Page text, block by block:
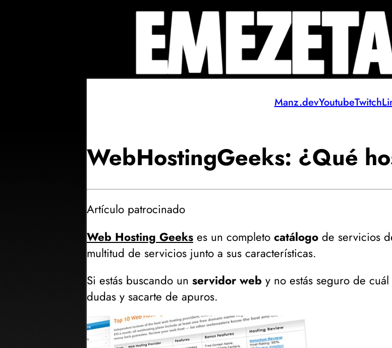
Manz.devYoutubeTwitch
WebHostingGeeks: ¿Qué
Artículo patrocinado
Web Hosting Geeks es un completo catálogo de servicios
multitud de servicios junto a sus características.
Si estás buscando un servidor web y no estás seguro de
dudas y sacarte de apuros.